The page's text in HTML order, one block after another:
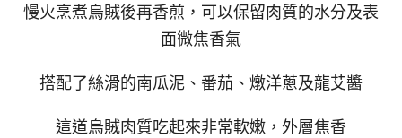
慢火烹煮烏賊後再香煎，可以保留肉質的水分及表
面微焦香氣
搭配了絲滑的南瓜泥、番茄、燉洋蔥及龍艾醬
這道烏賊肉質吃起來非常軟嫩，外層焦香